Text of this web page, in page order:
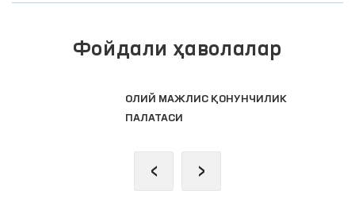
Фойдали ҳаволалар
ОЛИЙ МАЖЛИС ҚОНУНЧИЛИК
ПАЛАТАСИ
‹ ›